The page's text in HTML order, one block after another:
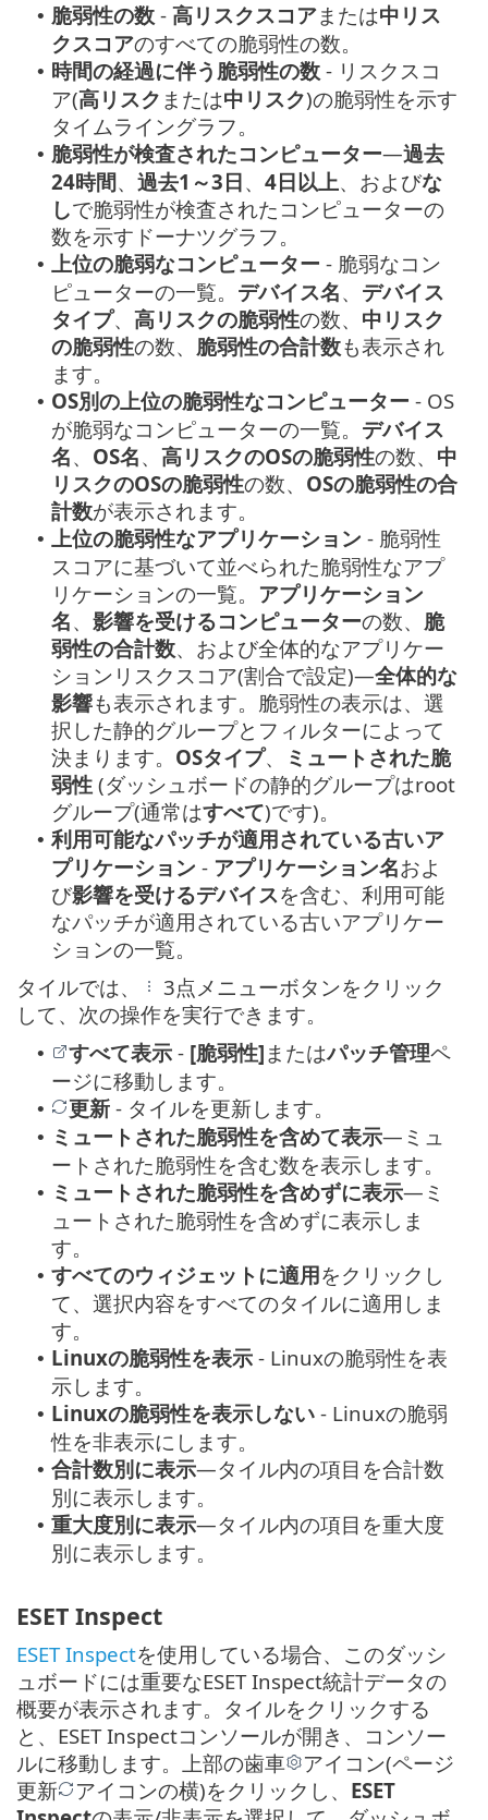
• 脆弱性の数 - 高リスクスコアまたは中リス
クスコアのすべての脆弱性の数。
• 時間の経過に伴う脆弱性の数 - リスクスコ
ア(高リスク または中リスク)の脆弱性を示す
タイムライングラフ。
• 脆弱性が検査されたコンピューター—過去
24時間、 過去1～3日、 4日以上、およびな
しで脆弱性が検査されたコンピューターの
数を示すドーナツグラフ。
• 上位の脆弱なコンピューター - 脆弱なコン
ピューターの一覧。 デバイス名、 デバイス
タイプ、 高リスクの脆弱性の数、 中リスク
の脆弱性の数、 脆弱性の合計数も表示され
ます。
• OS別の上位の脆弱性なコンピューター - OS
が脆弱なコンピューターの一覧。 デバイス
名、 OS名、 高リスクのOSの脆弱性の数、 中
リスクのOSの脆弱性の数、 OSの脆弱性の合
計数が表示されます。
• 上位の脆弱性なアプリケーション - 脆弱性
スコアに基づいて並べられた脆弱性なアプ
リケーションの一覧。 アプリケーション
名、 影響を受けるコンピューターの数、 脆
弱性の合計数、および全体的なアプリケー
ションリスクスコア(割合で設定)—全体的な
影響も表示されます。脆弱性の表示は、選
択した静的グループとフィルターによって
決まります。 OSタイプ、
ミュートされた脆
弱性 (ダッシュボードの静的グループはroot
グループ(通常はすべて)です)。
• 利用可能なパッチが適用されている古いア
プリケーション - アプリケーション名およ
び影響を受けるデバイスを含む、利用可能
なパッチが適用されている古いアプリケー
ションの一覧。
タイルでは、
3点メニューボタンをクリック
して、次の操作を実行できます。
• すべて表示 - [脆弱性]またはパッチ管理ペ
ージに移動します。
• 更新 - タイルを更新します。
• ミュートされた脆弱性を含めて表示—ミュ
ートされた脆弱性を含む数を表示します。
• ミュートされた脆弱性を含めずに表示—ミ
ュートされた脆弱性を含めずに表示しま
す。
• すべてのウィジェットに適用をクリックし
て、選択内容をすべてのタイルに適用しま
す。
• Linuxの脆弱性を表示 - Linuxの脆弱性を表
示します。
• Linuxの脆弱性を表示しない - Linuxの脆弱
性を非表示にします。
• 合計数別に表示—タイル内の項目を合計数
別に表示します。
• 重大度別に表示—タイル内の項目を重大度
別に表示します。
ESET Inspect
ESET Inspectを使用している場合、このダッシ
ュボードには重要なESET Inspect統計データの
概要が表示されます。タイルをクリックする
と、ESET Inspectコンソールが開き、コンソー
ルに移動します。上部の歯車
アイコン(ページ
更新
アイコンの横)をクリックし、 ESET